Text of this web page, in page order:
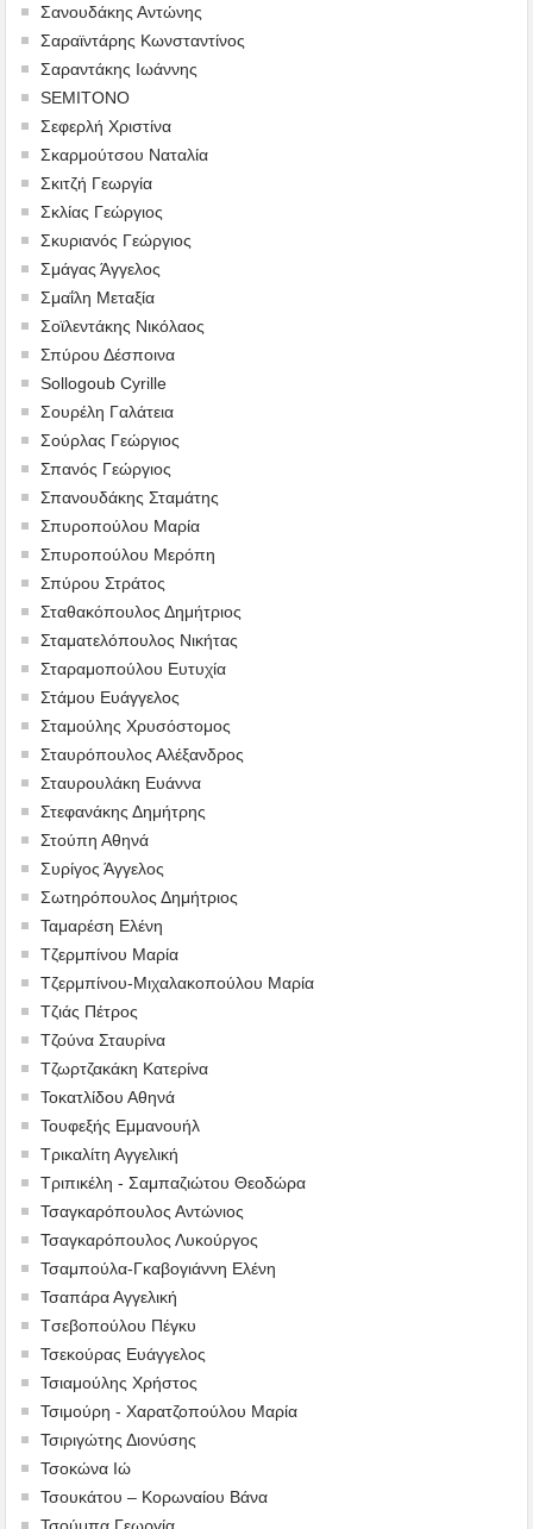
Σανουδάκης Αντώνης
Σαραϊντάρης Κωνσταντίνος
Σαραντάκης Ιωάννης
SEMITONO
Σεφερλή Χριστίνα
Σκαρμούτσου Ναταλία
Σκιτζή Γεωργία
Σκλίας Γεώργιος
Σκυριανός Γεώργιος
Σμάγας Άγγελος
Σμαΐλη Μεταξία
Σοϊλεντάκης Νικόλαος
Σπύρου Δέσποινα
Sollogoub Cyrille
Σουρέλη Γαλάτεια
Σούρλας Γεώργιος
Σπανός Γεώργιος
Σπανουδάκης Σταμάτης
Σπυροπούλου Μαρία
Σπυροπούλου Μερόπη
Σπύρου Στράτος
Σταθακόπουλος Δημήτριος
Σταματελόπουλος Νικήτας
Σταραμοπούλου Ευτυχία
Στάμου Ευάγγελος
Σταμούλης Χρυσόστομος
Σταυρόπουλος Αλέξανδρος
Σταυρουλάκη Ευάννα
Στεφανάκης Δημήτρης
Στούπη Αθηνά
Συρίγος Άγγελος
Σωτηρόπουλος Δημήτριος
Ταμαρέση Ελένη
Τζερμπίνου Μαρία
Τζερμπίνου-Μιχαλακοπούλου Μαρία
Τζιάς Πέτρος
Τζούνα Σταυρίνα
Τζωρτζακάκη Κατερίνα
Τοκατλίδου Αθηνά
Τουφεξής Εμμανουήλ
Τρικαλίτη Αγγελική
Τριπικέλη - Σαμπαζιώτου Θεοδώρα
Τσαγκαρόπουλος Αντώνιος
Τσαγκαρόπουλος Λυκούργος
Τσαμπούλα-Γκαβογιάννη Ελένη
Τσαπάρα Αγγελική
Tσεβοπούλου Πέγκυ
Τσεκούρας Ευάγγελος
Τσιαμούλης Χρήστος
Τσιμούρη - Χαρατζοπούλου Μαρία
Τσιριγώτης Διονύσης
Τσοκώνα Ιώ
Τσουκάτου – Κορωναίου Βάνα
Τσούμπα Γεωργία